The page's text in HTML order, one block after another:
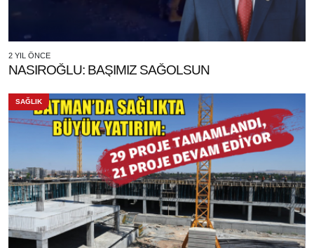
2 YIL ÖNCE
NASIROĞLU: BAŞIMIZ SAĞOLSUN
SAĞLIK